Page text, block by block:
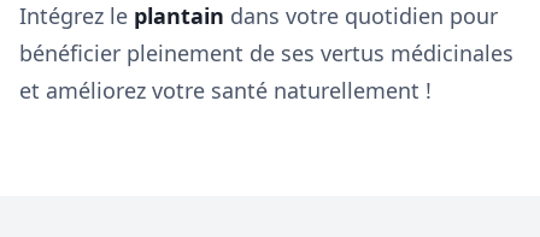
Intégrez le plantain dans votre quotidien pour
bénéficier pleinement de ses vertus médicinales
et améliorez votre santé naturellement !